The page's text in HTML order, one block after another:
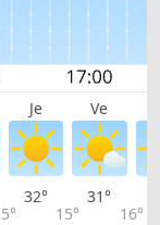
Je Ve
32°
15°
31°
16°